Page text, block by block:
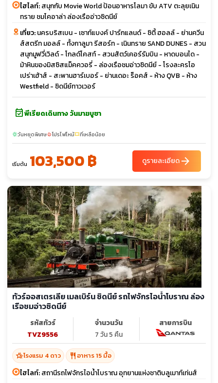
ไฮไลท์:สนุกกับ Movie World ป้อนอาหารโลมา ขับ ATV ตะลุยเนิน
ทราย ชมโคอาล่า ล่องเรืออ่าวซิดนีย์
เที่ยว:นครบริสเบน - เซาท์แบงค์ ปาร์กแลนด์ - ซิตี้ ฮอลล์ - ย่านควีน
ส์สตรีท มอลล์ - ทั้งกาลูมา รีสอร์ท - เนินทราย SAND DUNES - สวน
สนุกมูฟวี่เวิลด์ - โกลด์โคสท์ - สวนสัตว์เคอร์รัมบิน - หาดบอนได -
ม้าหินของมิสซิสแม็คควอรี่ - ล่องเรือชมอ่าวซิดนีย์ - โรงละครโอ
เปร่าเฮ้าส์ - สะพานฮาร์เบอร์ - ย่านเดอะ ร็อคส์ - ห้าง QVB - ห้าง
Westfield - ซิดนีย์ทาวเวอร์
event_availableพีเรียดเดินทาง วันมาฆบูชา
sunnyวันหยุดพิเศษlocal_fire_departmentโปรไฟไหม้confirmation_numberที่เหลือน้อย
เริ่มต้น 103,500 ฿ ดูรายละเอียดarrow_forward
ทัวร์ออสเตรเลีย เมลเบิร์น ซิดนีย์ รถไฟจักรไอน้ำโบราณ ล่อง
เรือชมอ่าวซิดนีย์
รหัสทัวร์
TVZ9556
จำนวนวัน
7 วัน 5 คืน
สายการบิน
hotel_classโรงแรม 4 ดาว restaurant อาหาร 15 มื้อ
ไฮไลท์:สถานีรถไฟจักรไอน้ำโบราณ อุทยานแห่งชาติบลูเมาท์เท่นส์